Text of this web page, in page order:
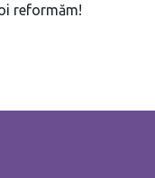
reformăm!